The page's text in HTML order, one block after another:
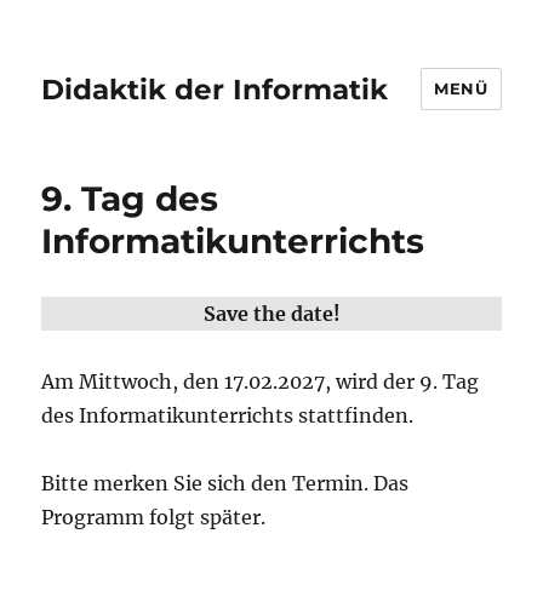
Didaktik der Informatik MENÜ
9. Tag des
Informatikunterrichts
Save the date!
Am Mittwoch, den 17.02.2027, wird der 9. Tag
des Informatikunterrichts stattfinden.
Bitte merken Sie sich den Termin. Das
Programm folgt später.